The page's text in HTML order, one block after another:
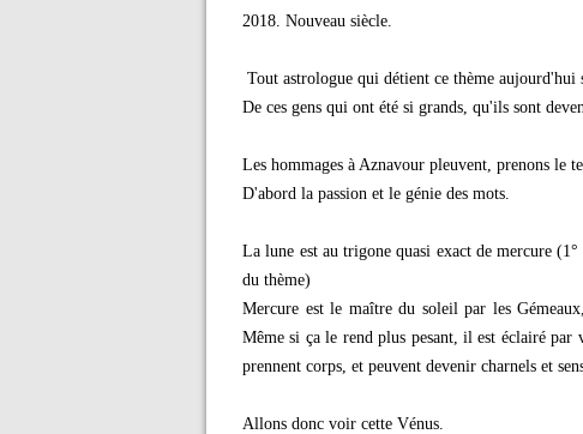
2018. Nouveau siècle.
Tout astrologue qui détient ce thème
De ces gens qui ont été si grands, qu'ils sont
Les hommages à Aznavour pleuvent, prenons le
D'abord la passion et le génie des mots.
La lune est au trigone quasi exact de mercure
du thème)
Mercure est le maître du soleil par les
Même si ça le rend plus pesant, il est éclairé par
prennent corps, et peuvent devenir charnels et
Allons donc voir cette Vénus.